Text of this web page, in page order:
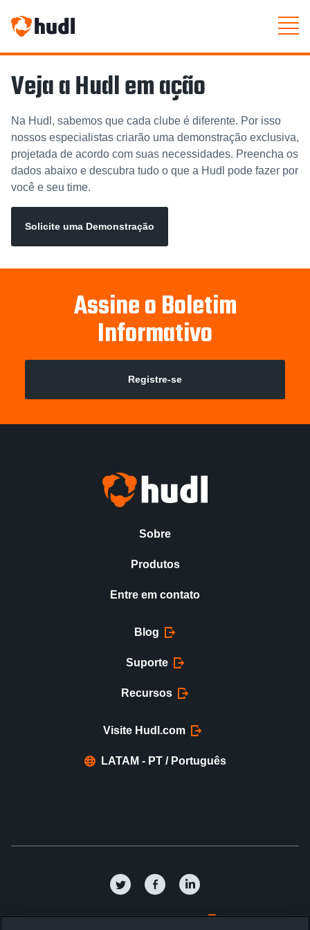
Veja a Hudl em ação
Na Hudl, sabemos que cada clube é diferente. Por isso
nossos especialistas criarão uma demonstração exclusiva,
projetada de acordo com suas necessidades. Preencha os
dados abaixo e descubra tudo o que a Hudl pode fazer por
você e seu time.
Solicite uma Demonstração
Assine o Boletim
Informativo
Registre-se
Sobre
Produtos
Entre em contato
Blog
Suporte
Recursos
Visite Hudl.com
LATAM - PT / Português